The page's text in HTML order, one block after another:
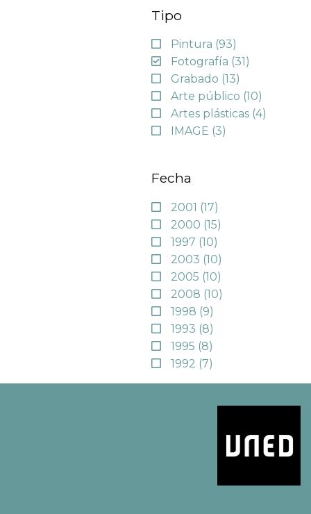
Tipo
Pintura (93)
Fotografía (31)
Grabado (13)
Arte público (10)
Artes plásticas (4)
IMAGE (3)
Fecha
2001 (17)
2000 (15)
1997 (10)
2003 (10)
2005 (10)
2008 (10)
1998 (9)
1993 (8)
1995 (8)
1992 (7)